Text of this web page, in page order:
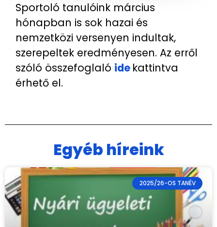
Sportoló tanulóink március
hónapban is sok hazai és
nemzetközi versenyen indultak,
szerepeltek eredményesen. Az erről
szóló összefoglaló ide kattintva
érhető el.
Egyéb híreink
2025/26-OS TANÉV